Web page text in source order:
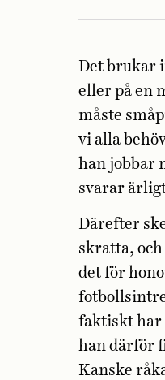
Det brukar
eller på en
måste
vi alla
han jobbar
svarar
Därefter
skratta,
det för
faktiskt har
han därför
Kanske